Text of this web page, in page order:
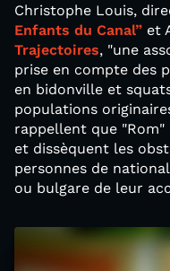
Christophe Louis,
Enfants du Canal” et
Trajectoires, "une
prise en compte des
en bidonville et
populations
rappellent que
et dissèquent les
personnes de
ou bulgare de leur